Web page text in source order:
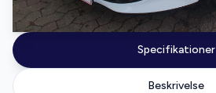
Specifikationer
Beskrivelse